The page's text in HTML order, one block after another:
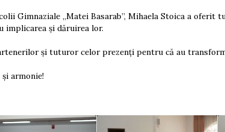
Gimnaziale „Matei Basarab”, Mihaela Stoica a
implicarea și dăruirea lor.
și tuturor celor prezenți pentru că au
armonie!